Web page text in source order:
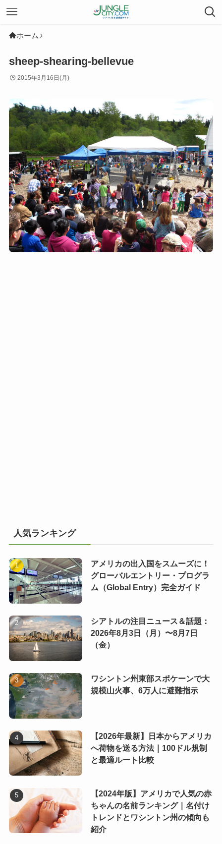
ホーム
sheep-shearing-bellevue
2015年3月16日(月)
人気ランキング
アメリカの出入国をスムーズに！
グローバルエントリー・プログラ
ム（Global Entry）完全ガイド
シアトルの注目ニュース＆話題：
2026年8月3日（月）〜8月7日
（金）
ワシントン州東部スポケーンで大
規模山火事、6万人に避難指示
【2026年最新】日本からアメリカ
へ荷物を送る方法｜100ドル規制
と最適ルート比較
【2024年版】アメリカで人気の赤
ちゃんの名前ランキング｜名付け
トレンドとワシントン州の傾向も
紹介